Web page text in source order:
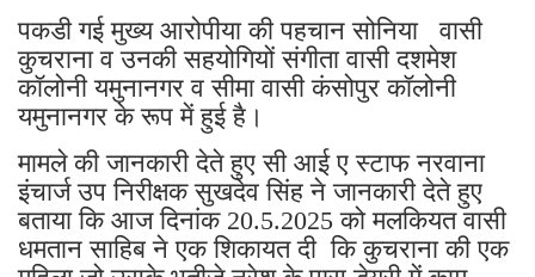
पकडी गई मुख्य आरोपीया की पहचान सोनिया वासी
कुचराना व उनकी सहयोगियों संगीता वासी दशमेश
कॉलोनी यमुनानगर व सीमा वासी कंसोपुर कॉलोनी
यमुनानगर के रूप में हुई है।
मामले की जानकारी देते हुए सी आई ए स्टाफ नरवाना
इंचार्ज उप निरीक्षक सुखदेव सिंह ने जानकारी देते हुए
बताया कि आज दिनांक 20.5.2025 को मलकियत वासी
धमतान साहिब ने एक शिकायत दी कि कुचराना की एक